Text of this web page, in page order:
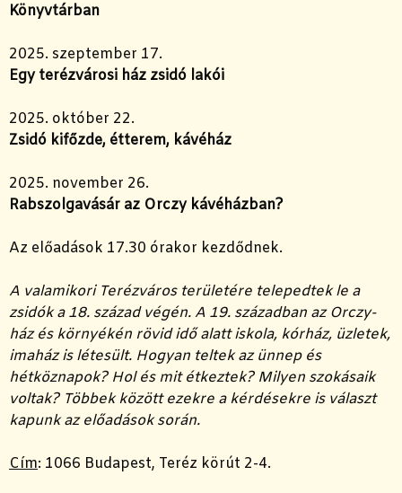
Könyvtárban
2025. szeptember 17.
Egy terézvárosi ház zsidó lakói
2025. október 22.
Zsidó kifőzde, étterem, kávéház
2025. november 26.
Rabszolgavásár az Orczy kávéházban?
Az előadások 17.30 órakor kezdődnek.
A valamikori Terézváros területére telepedtek le a
zsidók a 18. század végén. A 19. században az Orczy-
ház és környékén rövid idő alatt iskola, kórház, üzletek,
imaház is létesült. Hogyan teltek az ünnep és
hétköznapok? Hol és mit étkeztek? Milyen szokásaik
voltak? Többek között ezekre a kérdésekre is választ
kapunk az előadások során.
Cím: 1066 Budapest, Teréz körút 2-4.